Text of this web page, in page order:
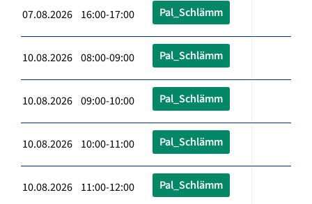
07.08.2026 16:00-17:00 Pal_Schlämm
10.08.2026 08:00-09:00 Pal_Schlämm
10.08.2026 09:00-10:00 Pal_Schlämm
10.08.2026 10:00-11:00 Pal_Schlämm
10.08.2026 11:00-12:00 Pal_Schlämm